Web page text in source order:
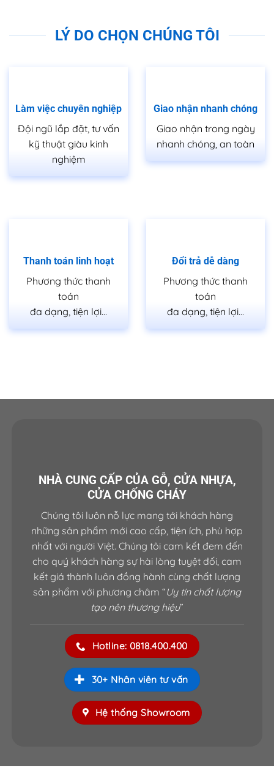
LÝ DO CHỌN CHÚNG TÔI
Làm việc chuyên nghiệp
Đội ngũ lắp đặt, tư vấn
kỹ thuật giàu kinh
nghiệm
Giao nhận nhanh chóng
Giao nhận trong ngày
nhanh chóng, an toàn
Thanh toán linh hoạt
Phương thức thanh
toán
đa dạng, tiện lợi…
Đổi trả dễ dàng
Phương thức thanh
toán
đa dạng, tiện lợi…
NHÀ CUNG CẤP CỦA GỖ, CỬA NHỰA,
CỬA CHỐNG CHÁY
Chúng tôi luôn nỗ lực mang tới khách hàng
những sản phẩm mới cao cấp, tiện ích, phù hợp
nhất với người Việt. Chúng tôi cam kết đem đến
cho quý khách hàng sự hài lòng tuyệt đối, cam
kết giá thành luôn đồng hành cùng chất lượng
sản phẩm với phương châm “Uy tín chất lượng
tạo nên thương hiệu”
Hotline: 0818.400.400
30+ Nhân viên tư vấn
Hệ thống Showroom